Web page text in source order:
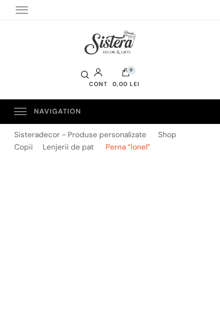
CONT
0
0,00 LEI
Sisteradecor - Produse personalizate
Shop
Copii
Lenjerii de pat Perna “Ionel”